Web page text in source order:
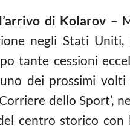
di Kolarov –
negli Stati Uniti,
tante cessioni
dei prossimi
dello Sport’,
centro storico con